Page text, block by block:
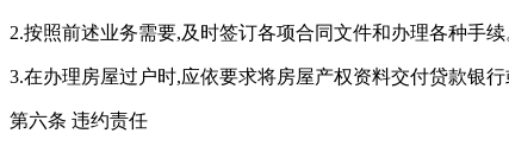
2.按照前述业务需要,及时签订各项合同文件和办理各种手续
3.在办理房屋过户时,应依要求将房屋产权资料交付贷款银行
第六条 违约责任